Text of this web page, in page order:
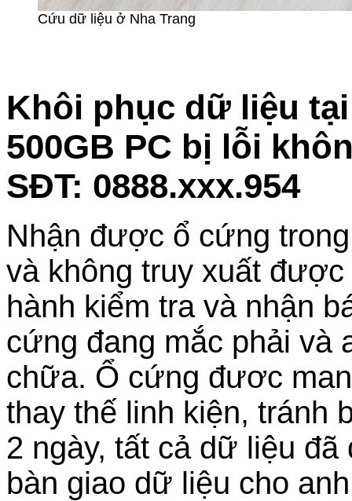
Cứu dữ liệu ở Nha Trang
Khôi phục dữ liệu
500GB PC bị lỗi
SĐT: 0888.xxx.954
Nhận được ổ cứng
và không truy xuất
hành kiểm tra và nhận
cứng đang mắc phải và
chữa. Ổ cứng đươc
thay thế linh kiện, tránh
2 ngày, tất cả dữ liệu
bàn giao dữ liệu cho